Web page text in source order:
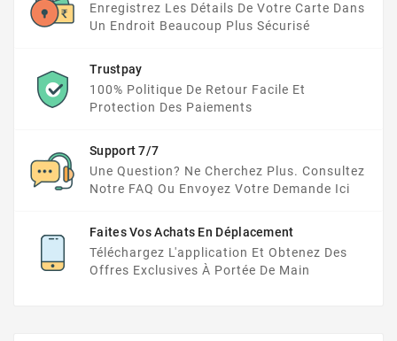
Enregistrez Les Détails De Votre Carte Dans
Un Endroit Beaucoup Plus Sécurisé
Trustpay
100% Politique De Retour Facile Et
Protection Des Paiements
Support 7/7
Une Question? Ne Cherchez Plus. Consultez
Notre FAQ Ou Envoyez Votre Demande Ici
Faites Vos Achats En Déplacement
Téléchargez L'application Et Obtenez Des
Offres Exclusives À Portée De Main